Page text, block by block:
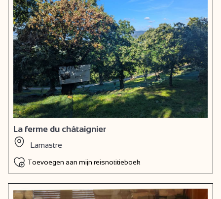
La ferme du châtaignier
Lamastre
Toevoegen aan mijn reisnotitieboek